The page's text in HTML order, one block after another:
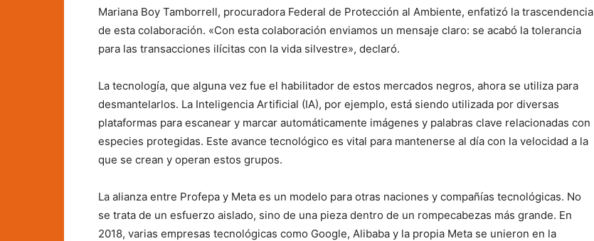
Mariana Boy Tamborrell, procuradora Federal de Protección al Ambiente, enfatizó la trascendencia
de esta colaboración. «Con esta colaboración enviamos un mensaje claro: se acabó la tolerancia
para las transacciones ilícitas con la vida silvestre», declaró.
La tecnología, que alguna vez fue el habilitador de estos mercados negros, ahora se utiliza para
desmantelarlos. La Inteligencia Artificial (IA), por ejemplo, está siendo utilizada por diversas
plataformas para escanear y marcar automáticamente imágenes y palabras clave relacionadas con
especies protegidas. Este avance tecnológico es vital para mantenerse al día con la velocidad a la
que se crean y operan estos grupos.
La alianza entre Profepa y Meta es un modelo para otras naciones y compañías tecnológicas. No
se trata de un esfuerzo aislado, sino de una pieza dentro de un rompecabezas más grande. En
2018, varias empresas tecnológicas como Google, Alibaba y la propia Meta se unieron en la